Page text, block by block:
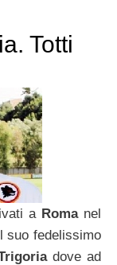
Totti
a Roma nel
suo fedelissimo
dove ad